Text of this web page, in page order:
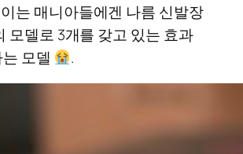
는 매니아들에겐 나름 신발장
모델로 3개를 갖고 있는 효과
모델
.